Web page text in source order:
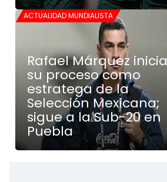
ACTUALIDAD MUNDIALISTA
Rafael Márquez inicia
su proceso como
estratega de la
Selección Mexicana;
sigue a la Sub-20 en
Puebla